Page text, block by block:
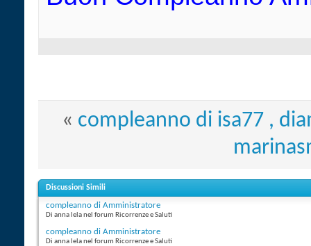
« compleanno di isa77 ,
Discussioni Simili
compleanno di Amministratore
Di anna lela nel forum Ricorrenze e Saluti
compleanno di Amministratore
Di anna lela nel forum Ricorrenze e Saluti